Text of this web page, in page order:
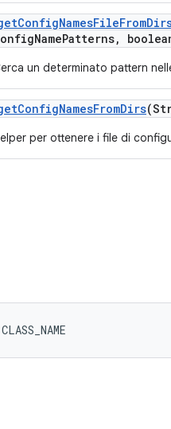
ConfigNamesFileFrom
NamePatterns,
un determinato pattern
ConfigNamesFromDirs
per ottenere i file di